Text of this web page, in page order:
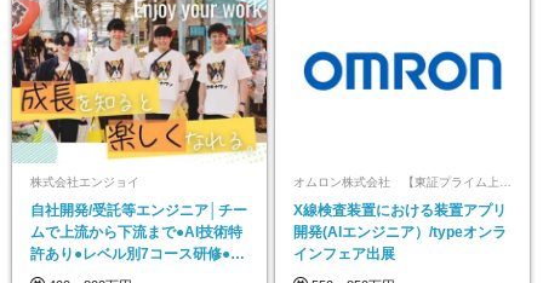
株式会社エンジョイ
自社開発/受託等エンジニア│チー
ムで上流から下流まで●AI技術特
許あり●レベル別7コース研修●経
験浅い方OK
X線検査装置における装置アプリ
開発(AIエンジニア）/typeオンラ
インフェア出展